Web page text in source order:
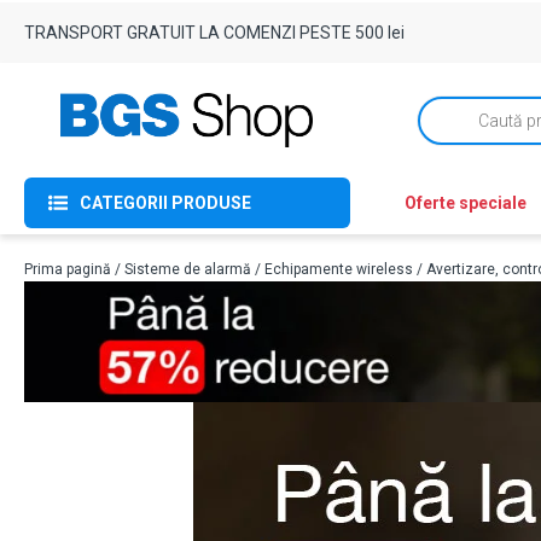
TRANSPORT GRATUIT LA COMENZI PESTE 500 lei
Products
search
CATEGORII PRODUSE Oferte speciale
Prima pagină / Sisteme de alarmă / Echipamente wireless / Avertizare,